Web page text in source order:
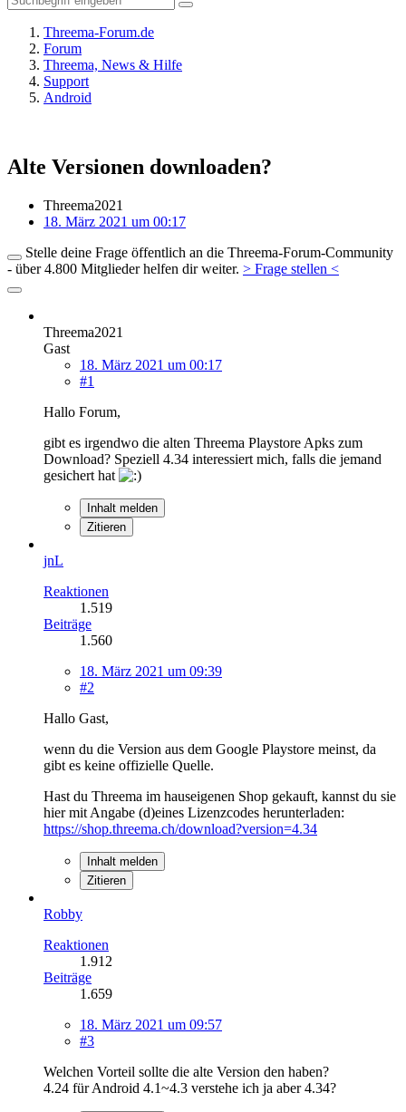
Threema-Forum.de
Forum
Threema, News & Hilfe
Support
Android
Alte Versionen downloaden?
Threema2021
18. März 2021 um 00:17
Stelle deine Frage öffentlich an die Threema-Forum-Community
- über 4.800 Mitglieder helfen dir weiter. > Frage stellen <
Threema2021
Gast
18. März 2021 um 00:17
#1
Hallo Forum,
gibt es irgendwo die alten Threema Playstore Apks zum
Download? Speziell 4.34 interessiert mich, falls die jemand
gesichert hat
Inhalt melden
Zitieren
jnL
Reaktionen
1.519
Beiträge
1.560
18. März 2021 um 09:39
#2
Hallo Gast,
wenn du die Version aus dem Google Playstore meinst, da
gibt es keine offizielle Quelle.
Hast du Threema im hauseigenen Shop gekauft, kannst du sie
hier mit Angabe (d)eines Lizenzcodes herunterladen:
https://shop.threema.ch/download?version=4.34
Inhalt melden
Zitieren
Robby
Reaktionen
1.912
Beiträge
1.659
18. März 2021 um 09:57
#3
Welchen Vorteil sollte die alte Version den haben?
4.24 für Android 4.1~4.3 verstehe ich ja aber 4.34?